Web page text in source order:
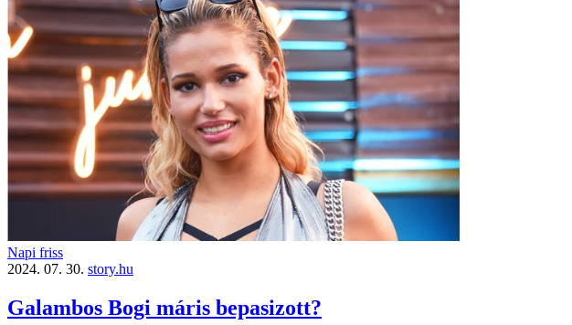
Napi friss
2024. 07. 30. story.hu
Galambos Bogi máris bepasizott?